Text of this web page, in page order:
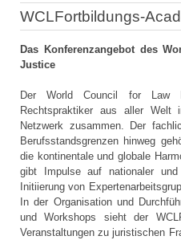
WCLFortbildungs-
Das Konferenzangebot des
Justice
Der World Council for Law
Rechtspraktiker aus aller Welt
Netzwerk zusammen. Der
Berufsstandsgrenzen hinweg
die kontinentale und globale
gibt Impulse auf nationaler
Initiierung von
In der Organisation und
und Workshops sieht der
Veranstaltungen zu juristischen